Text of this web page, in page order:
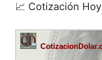
📈 Cotización Hoy